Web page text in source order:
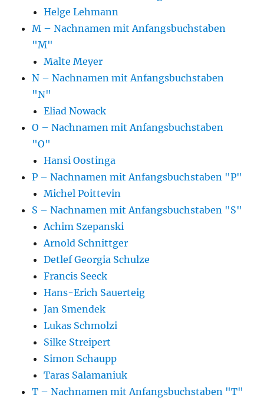
Helge Lehmann
M – Nachnamen mit Anfangsbuchstaben
"M"
Malte Meyer
N – Nachnamen mit Anfangsbuchstaben
"N"
Eliad Nowack
O – Nachnamen mit Anfangsbuchstaben
"O"
Hansi Oostinga
P – Nachnamen mit Anfangsbuchstaben "P"
Michel Poittevin
S – Nachnamen mit Anfangsbuchstaben "S"
Achim Szepanski
Arnold Schnittger
Detlef Georgia Schulze
Francis Seeck
Hans-Erich Sauerteig
Jan Smendek
Lukas Schmolzi
Silke Streipert
Simon Schaupp
Taras Salamaniuk
T – Nachnamen mit Anfangsbuchstaben "T"